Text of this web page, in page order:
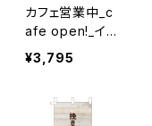
カフェ営業中_c
afe open!_イエ
ロー のぼり旗
¥3,795